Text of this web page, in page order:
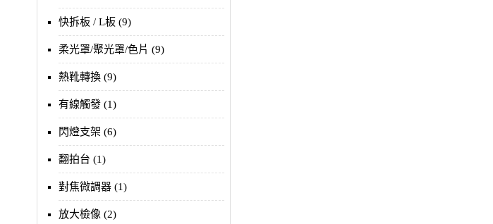
快拆板 / L板 (9)
柔光罩/聚光罩/色片 (9)
熱靴轉換 (9)
有線觸發 (1)
閃燈支架 (6)
翻拍台 (1)
對焦微調器 (1)
放大檢像 (2)